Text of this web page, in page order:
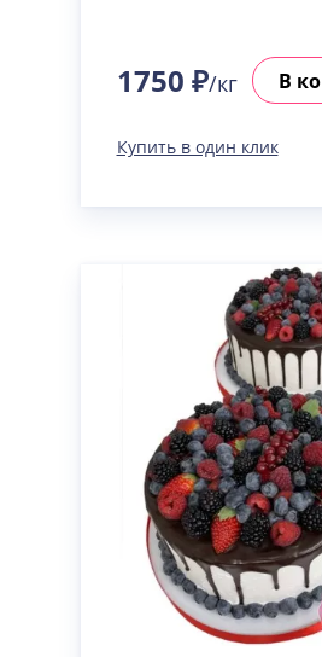
1750 ₽/кг В
Купить в один клик